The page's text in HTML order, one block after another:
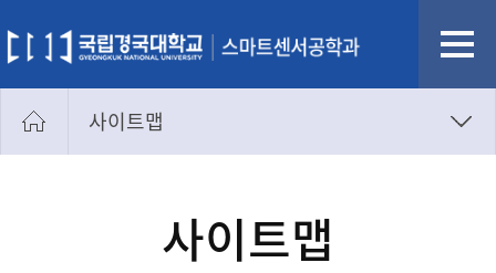
사이트맵
개인정보처리방침사이트맵